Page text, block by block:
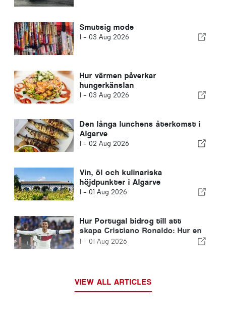
Smutsig mode
I - 03 Aug 2026
Hur värmen påverkar
hungerkänslan
I - 03 Aug 2026
Den långa lunchens återkomst i
Algarve
I - 02 Aug 2026
Vin, öl och kulinariska
höjdpunkter i Algarve
I - 01 Aug 2026
Hur Portugal bidrog till att
skapa Cristiano Ronaldo: Hur en
fotbollslegend föddes
I - 01 Aug 2026
VIEW ALL ARTICLES